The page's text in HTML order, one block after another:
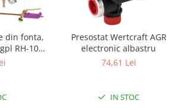
pentru plante
din fonta,
+
Presostat Wertcraft AGR
electronic albastru
74,61 Lei
IN STOC